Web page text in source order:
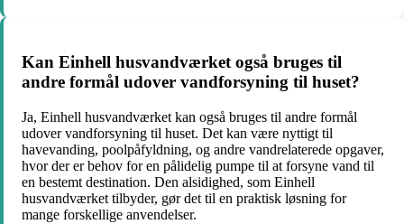
Kan Einhell husvandværket også bruges til
andre formål udover vandforsyning til huset?
Ja, Einhell husvandværket kan også bruges til andre formål
udover vandforsyning til huset. Det kan være nyttigt til
havevanding, poolpåfyldning, og andre vandrelaterede opgaver,
hvor der er behov for en pålidelig pumpe til at forsyne vand til
en bestemt destination. Den alsidighed, som Einhell
husvandværket tilbyder, gør det til en praktisk løsning for
mange forskellige anvendelser.